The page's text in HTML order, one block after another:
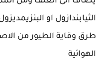
الثيابندازول او
طرق وقاية الطيور من
الهوائية